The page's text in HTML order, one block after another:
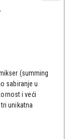
(summing
sabiranje u
i veći
unikatna